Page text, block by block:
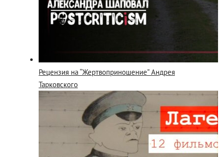
Рецензия на “Жертвоприношение” Андрея
Тарковского